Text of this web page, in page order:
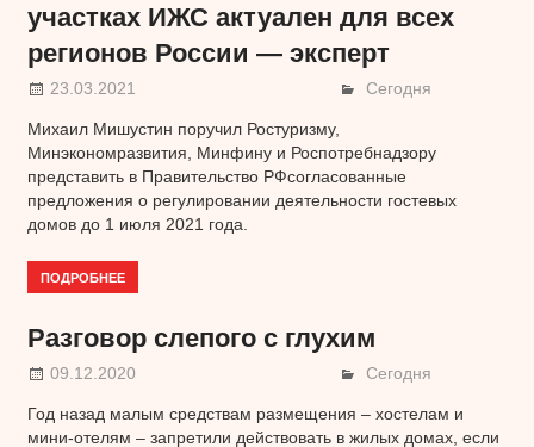
участках ИЖС актуален для всех
регионов России — эксперт
23.03.2021 Сегодня
Михаил Мишустин поручил Ростуризму,
Минэкономразвития, Минфину и Роспотребнадзору
представить в Правительство РФсогласованные
предложения о регулировании деятельности гостевых
домов до 1 июля 2021 года.
ПОДРОБНЕЕ
Разговор слепого с глухим
09.12.2020 Сегодня
Год назад малым средствам размещения – хостелам и
мини-отелям – запретили действовать в жилых домах, если